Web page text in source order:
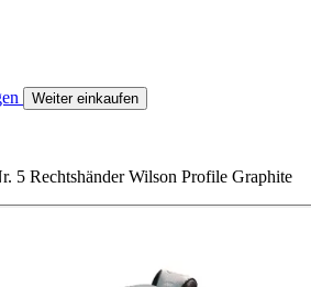
Weiter einkaufen
5 Rechtshänder Wilson Profile Graphite